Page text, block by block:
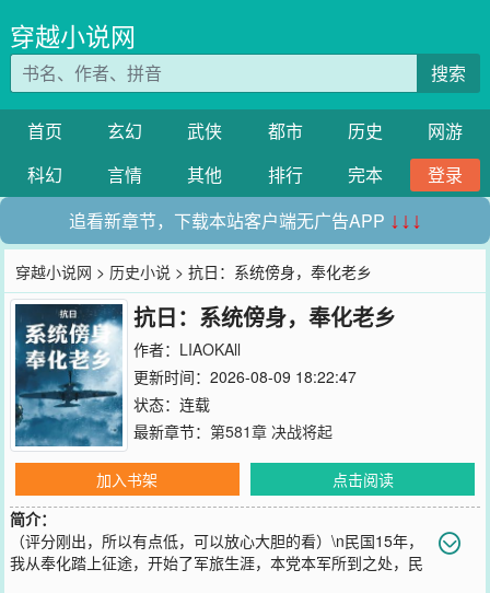
穿越小说网
搜索
首页 玄幻 武侠 都市 历史
网游
科幻
言情 其他 排行 完本
登录
追看新章节，下载本站客户端无广告APP ↓↓↓
穿越小说网 > 历史小说 > 抗日：系统傍身，奉化老乡
抗日：系统傍身，奉化老乡
作者： LIAOKAll
更新时间：2026-08-09 18:22:47
状态：连载
最新章节： 第581章 决战将起
加入书架
点击阅读
简介：
（评分刚出，所以有点低，可以放心大胆的看）\n民国15年，
我从奉化踏上征途，开始了军旅生涯，本党本军所到之处，民